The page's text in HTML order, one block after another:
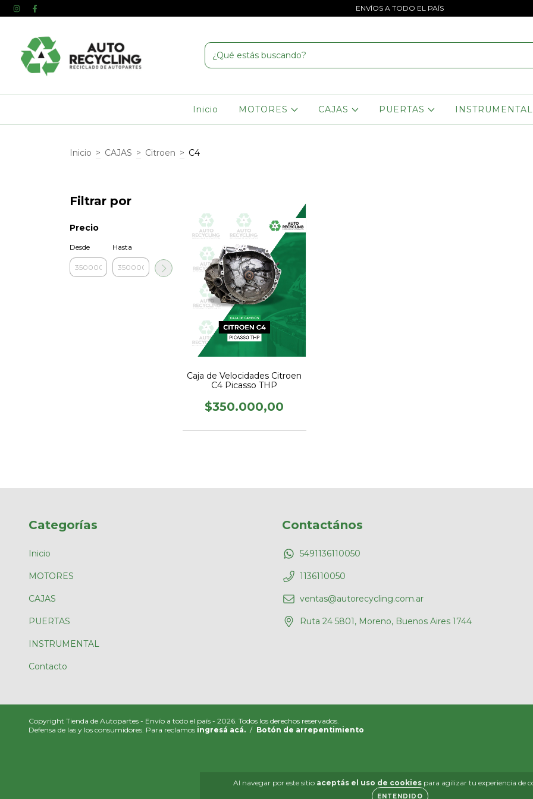
ENVÍOS A TODO EL PAÍS
Inicio MOTORES CAJAS PUERTAS INSTRUMENTAL
Al navegar por este sitio aceptás el uso de cookies para agilizar tu experiencia de
ENTENDIDO
Inicio > CAJAS > Citroen > C4
Filtrar por
Precio
Desde Hasta
Caja de Velocidades Citroen
C4 Picasso THP
$350.000,00
Categorías
Inicio
MOTORES
CAJAS
PUERTAS
INSTRUMENTAL
Contacto
Contactános
5491136110050
1136110050
ventas@autorecycling.com.ar
Ruta 24 5801, Moreno, Buenos Aires 1744
Copyright Tienda de Autopartes - Envío a todo el país - 2026. Todos los derechos reservados.
Defensa de las y los consumidores. Para reclamos ingresá acá. / Botón de arrepentimiento